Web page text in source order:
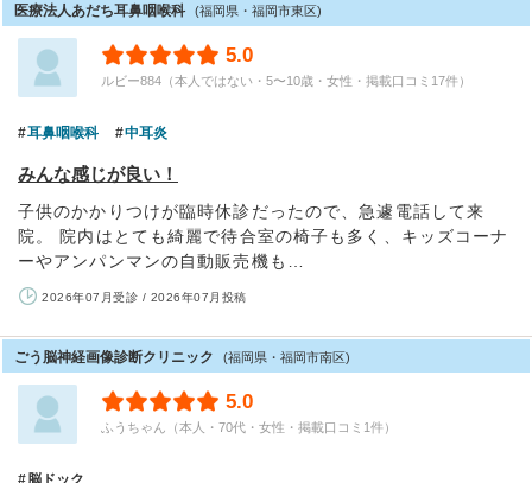
医療法人あだち耳鼻咽喉科 (福岡県・福岡市東区)
5.0
ルビー884（本人ではない・5〜10歳・女性・掲載口コミ17件）
耳鼻咽喉科 中耳炎
みんな感じが良い！
子供のかかりつけが臨時休診だったので、急遽電話して来
院。 院内はとても綺麗で待合室の椅子も多く、キッズコーナ
ーやアンパンマンの自動販売機も…
2026年07月受診 / 2026年07月投稿
ごう脳神経画像診断クリニック (福岡県・福岡市南区)
5.0
ふうちゃん（本人・70代・女性・掲載口コミ1件）
脳ドック